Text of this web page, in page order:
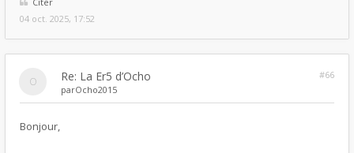
04 oct. 2025, 17:52
Re: La Er5 d’Ocho
#66
parOcho2015
Bonjour,